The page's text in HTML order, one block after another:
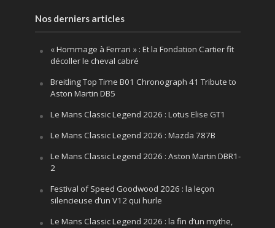
Nos derniers articles
« Hommage à Ferrari » : Et la Fondation Cartier fit
décoller le cheval cabré
Breitling Top Time B01 Chronograph 41 Tribute to
Aston Martin DB5
Le Mans Classic Legend 2026 : Lotus Elise GT1
Le Mans Classic Legend 2026 : Mazda 787B
Le Mans Classic Legend 2026 : Aston Martin DBR1-
2
Festival of Speed Goodwood 2026 : la leçon
silencieuse d’un V12 qui hurle
Le Mans Classic Legend 2026 : la fin d’un mythe,